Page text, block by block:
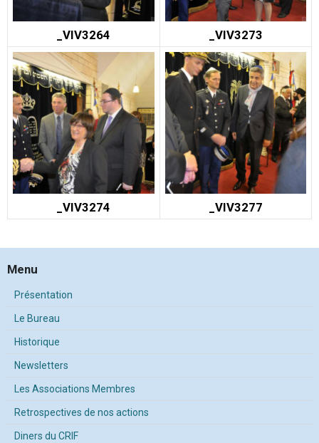
_VIV3264 _VIV3273
_VIV3274 _VIV3277
Menu
Présentation
Le Bureau
Historique
Newsletters
Les Associations Membres
Retrospectives de nos actions
Diners du CRIF